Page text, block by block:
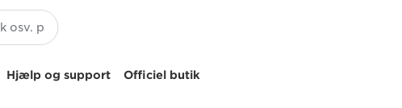
Hjælp og support Officiel butik